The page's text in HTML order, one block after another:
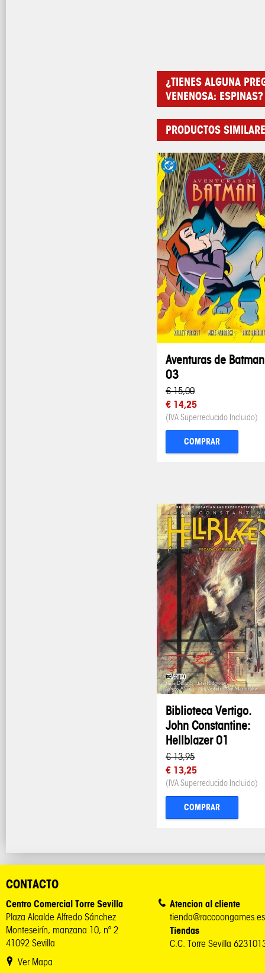
¿TIENES ALGUNA
VENENOSA: ESPINAS?
PRODUCTOS
Aventuras de Batman
03
€ 15,00
€ 14,25
(IVA Superreducido Incluido)
COMPRAR
Biblioteca Vertigo.
John Constantine:
Hellblazer 01
€ 13,95
€ 13,25
(IVA Superreducido Incluido)
COMPRAR
CONTACTO
Centro Comercial Torre Sevilla
Plaza Alcalde Alfredo Sánchez
Monteseirín, manzana 10, nº 2
41092 Sevilla
Ver Mapa
Atencion al cliente
tienda@raccoongames.es
Tiendas
C.C. Torre Sevilla